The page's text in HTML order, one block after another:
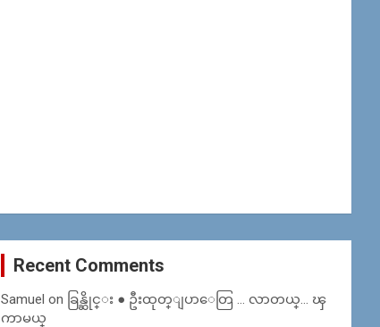
Recent Comments
Samuel on ခြန္ဆိုင္း ● ဦးထုတ္ျပာေတြ … လာတယ္… ၾ
ကာမယ္